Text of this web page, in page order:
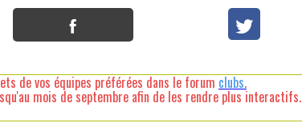
de vos équipes préférées dans le forum clubs.
mois de septembre afin de les rendre plus interactifs.